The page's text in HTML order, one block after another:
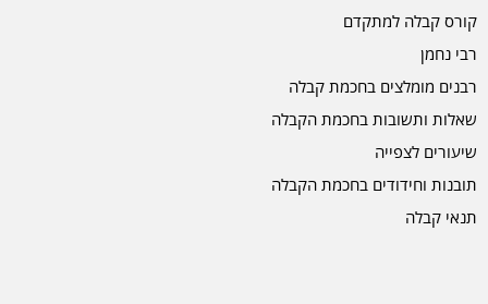
קורס קבלה למתקדם
רבי נחמן
רבנים מומלצים בחכמת קבלה
שאלות ותשובות בחכמת הקבלה
שיעורים לצפייה
תובנות וחידודים בחכמת הקבלה
תנאי קבלה